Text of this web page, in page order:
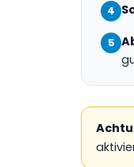
4
5